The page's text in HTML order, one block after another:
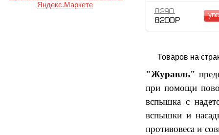
8 290
8 200 Р
Товаров на
"Журавль"
при помощи
вспышка с
вспышки и
противовеса и